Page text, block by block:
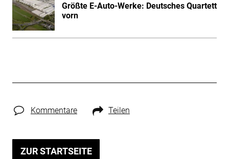
Größte E-Auto-Werke: Deutsches Quartett
vorn
Kommentare Teilen
ZUR STARTSEITE